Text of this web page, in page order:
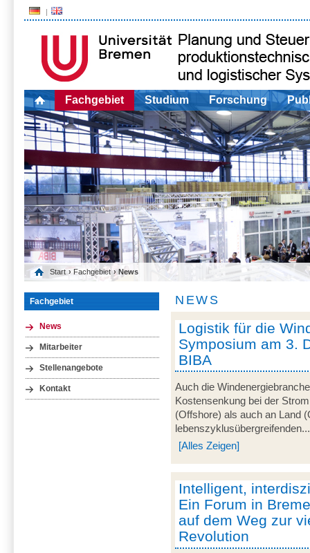
Fachgebiet Studium Forschung
Start › Fachgebiet › News
Fachgebiet
News
Mitarbeiter
Stellenangebote
Kontakt
NEWS
Logistik für die
Symposium am 3.
BIBA
Auch die
Kostensenkung bei der
(Offshore) als auch an Land
lebenszyklusübergreifenden...
[Alles Zeigen]
Intelligent,
Ein Forum in
auf dem Weg zur
Revolution